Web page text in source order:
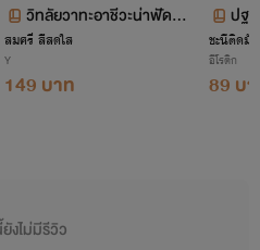
วิทลัยวาทะอาชีวะน่าฟัด (Y
aoi) v.nc
สมศรี สีสดใส
Y
149 บาท
ปฐพี
ชะนีติดมั
อีโรติก
89 บ
ยังไม่มีรีวิว